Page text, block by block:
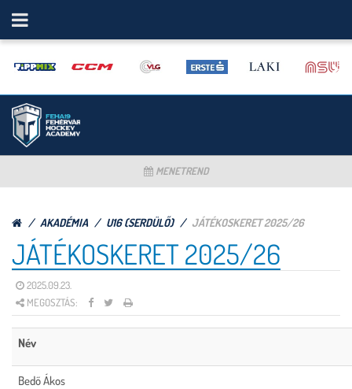
MENETREND
AKADÉMIA U16 (SERDÜLŐ) JÁTÉKOSKERET 2025/26
JÁTÉKOSKERET 2025/26
2025.09.23.
MEGOSZTÁS:
Név
Bedő Ákos